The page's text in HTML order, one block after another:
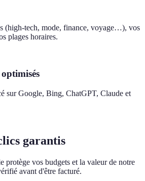
(high-tech, mode, finance, voyage…), vos
plages horaires.
sur Google, Bing, ChatGPT, Claude et
garantis
protège vos budgets et la valeur de notre
avant d'être facturé.